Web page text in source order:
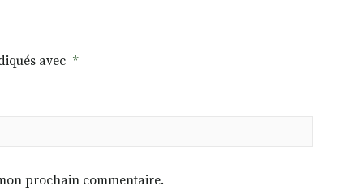
avec *
prochain commentaire.